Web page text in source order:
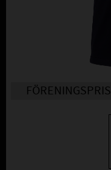
FÖRENINGSPRIS